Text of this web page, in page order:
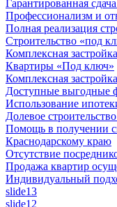
Гарантированная
Профессионализм и
Полная реализация
Строительство «под
Комплексная
Квартиры «Под ключ»
Комплексная
Доступные выгодные
Использование
Долевое
Помощь в получении
Краснодарскому краю
Отсутствие
Продажа квартир
Индивидуальный
slide13
slide12